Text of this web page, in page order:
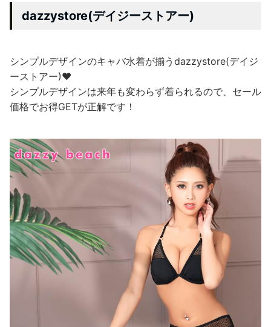
dazzystore(デイジーストアー)
シンプルデザインのキャバ水着が揃うdazzystore(デイジ
ーストアー)❤
シンプルデザインは来年も変わらず着られるので、セール
価格でお得GETが正解です！